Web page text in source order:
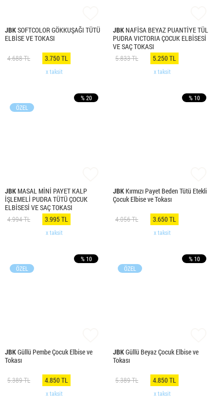
JBKSOFTCOLOR GÖKKUŞAĞI TÜTÜ
ELBİSE VE TOKASI
4.688 TL 3.750 TL
x taksit
JBK NAFİSA BEYAZ PUANTİYE TÜL
PUDRA VICTORIA ÇOCUK ELBİSESİ
VE SAÇ TOKASI
5.833 TL
5.250 TL
x taksit
JBK MASAL MİNİ PAYET KALP
İŞLEMELİ PUDRA TÜTÜ ÇOCUK
ELBİSESİ VE SAÇ TOKASI
% 20
ÖZEL
4.994 TL 3.995 TL
x taksit
JBK Kırmızı Payet Beden Tütü Etekli
Çocuk Elbise ve Tokası
% 10
4.056 TL 3.650 TL
x taksit
JBKGüllü Pembe Çocuk Elbise ve
Tokası
% 10
ÖZEL
5.389 TL 4.850 TL
x taksit
JBKGüllü Beyaz Çocuk Elbise ve
Tokası
% 10
ÖZEL
5.389 TL 4.850 TL
x taksit